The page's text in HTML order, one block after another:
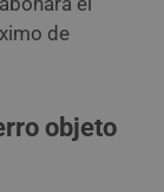
de
objeto